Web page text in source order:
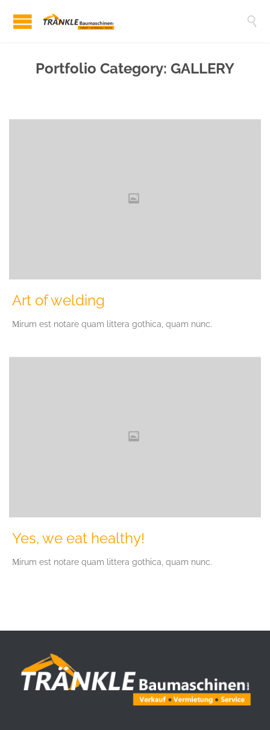

Portfolio Category: GALLERY
Art of welding
Мirum est notare quam littera gothica, quam nunc.
Yes, we eat healthy!
Мirum est notare quam littera gothica, quam nunc.